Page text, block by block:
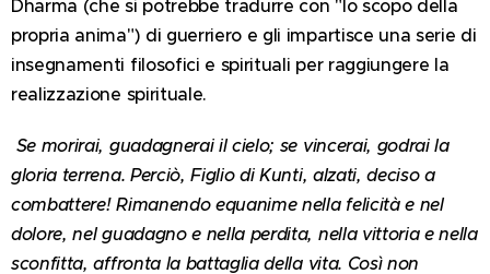
Dharma (che si potrebbe tradurre con "lo scopo della
propria anima") di guerriero e gli impartisce una serie di
insegnamenti filosofici e spirituali per raggiungere la
realizzazione spirituale.
Se morirai, guadagnerai il cielo; se vincerai, godrai la
gloria terrena. Perciò, Figlio di Kunti, alzati, deciso a
combattere! Rimanendo equanime nella felicità e nel
dolore, nel guadagno e nella perdita, nella vittoria e nella
sconfitta, affronta la battaglia della vita. Così non